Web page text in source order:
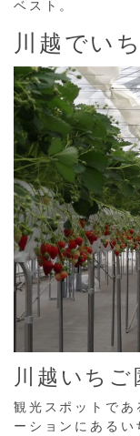
ベスト。
川越でい
川越いちご
観光スポットであ
ーションにある